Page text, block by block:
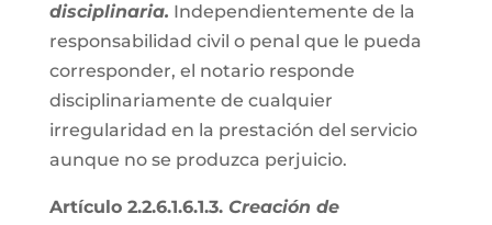
disciplinaria. Independientemente de la
responsabilidad civil o penal que le pueda
corresponder, el notario responde
disciplinariamente de cualquier
irregularidad en la prestación del servicio
aunque no se produzca perjuicio.
Artículo 2.2.6.1.6.1.3. Creación de